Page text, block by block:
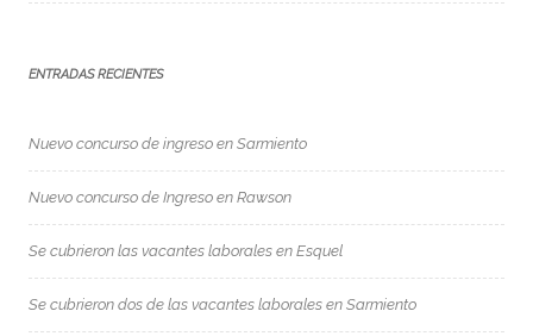
ENTRADAS RECIENTES
Nuevo concurso de ingreso en Sarmiento
Nuevo concurso de Ingreso en Rawson
Se cubrieron las vacantes laborales en Esquel
Se cubrieron dos de las vacantes laborales en Sarmiento